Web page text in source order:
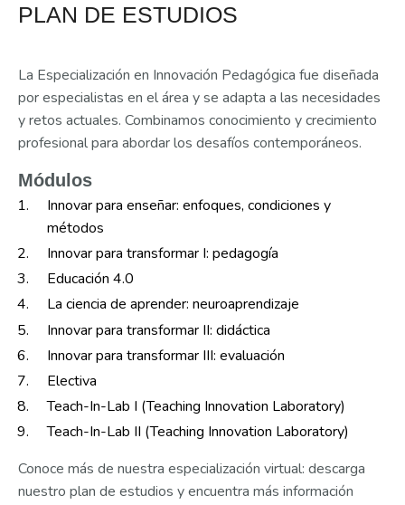
PLAN DE ESTUDIOS
La Especialización en Innovación Pedagógica fue diseñada
por especialistas en el área y se adapta a las necesidades
y retos actuales. Combinamos conocimiento y crecimiento
profesional para abordar los desafíos contemporáneos.
Módulos
Innovar para enseñar: enfoques, condiciones y
métodos
Innovar para transformar I: pedagogía
Educación 4.0
La ciencia de aprender: neuroaprendizaje
Innovar para transformar II: didáctica
Innovar para transformar III: evaluación
Electiva
Teach-In-Lab I (Teaching Innovation Laboratory)
Teach-In-Lab II (Teaching Innovation Laboratory)
Conoce más de nuestra especialización virtual: descarga
nuestro plan de estudios y encuentra más información